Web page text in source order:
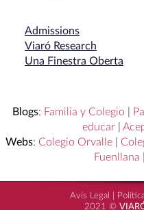
Admissions
Viaró Research
Una Finestra Oberta
Blogs: Familia y Colegio
educar|
Webs: Colegio Orvalle
Fuenllana
Avís Legal
2021 ©